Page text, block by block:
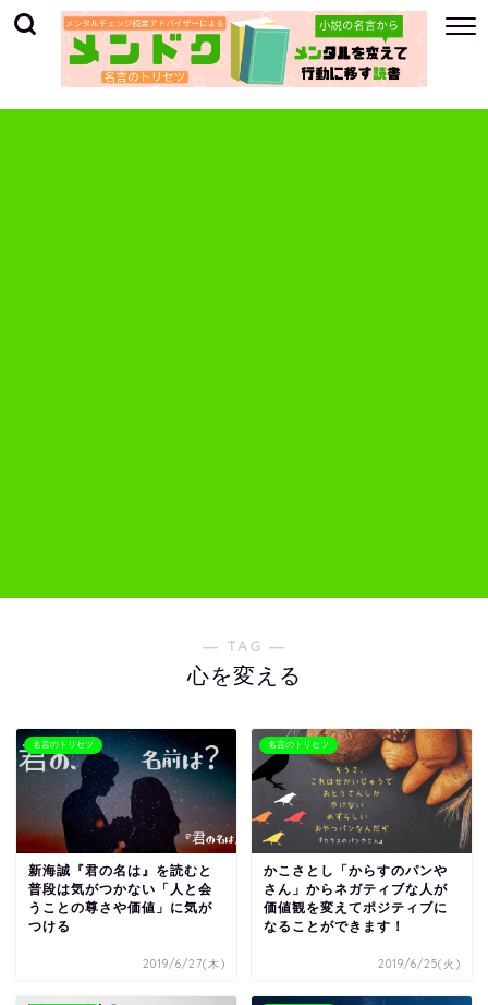
― TAG ―
心を変える
名言のトリセツ
新海誠『君の名は』を読むと
普段は気がつかない「人と会
うことの尊さや価値」に気が
つける
2019/6/27(木)
名言のトリセツ
かこさとし「からすのパンや
さん」からネガティブな人が
価値観を変えてポジティブに
なることができます！
2019/6/25(火)